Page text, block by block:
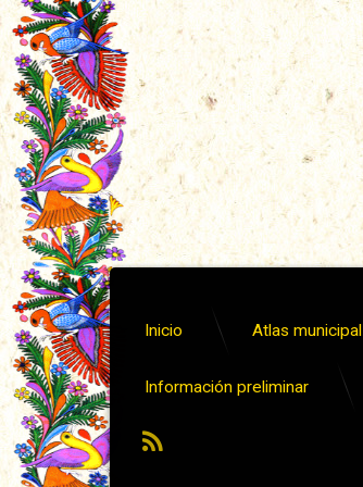
Inicio Atlas municipal
Información preliminar
RSS